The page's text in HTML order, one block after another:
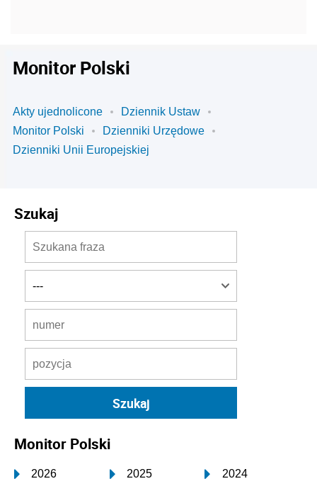
Monitor Polski
Akty ujednolicone
Dziennik Ustaw
Monitor Polski
Dzienniki Urzędowe
Dzienniki Unii Europejskiej
Szukaj
Monitor Polski
2026 2025 2024